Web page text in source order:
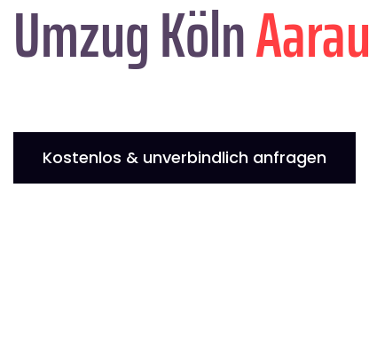
Umzug KölnAarau
Kostenlos & unverbindlich anfragen